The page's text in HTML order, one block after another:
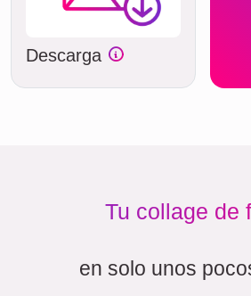
Descarga
Tu collage de
en solo unos